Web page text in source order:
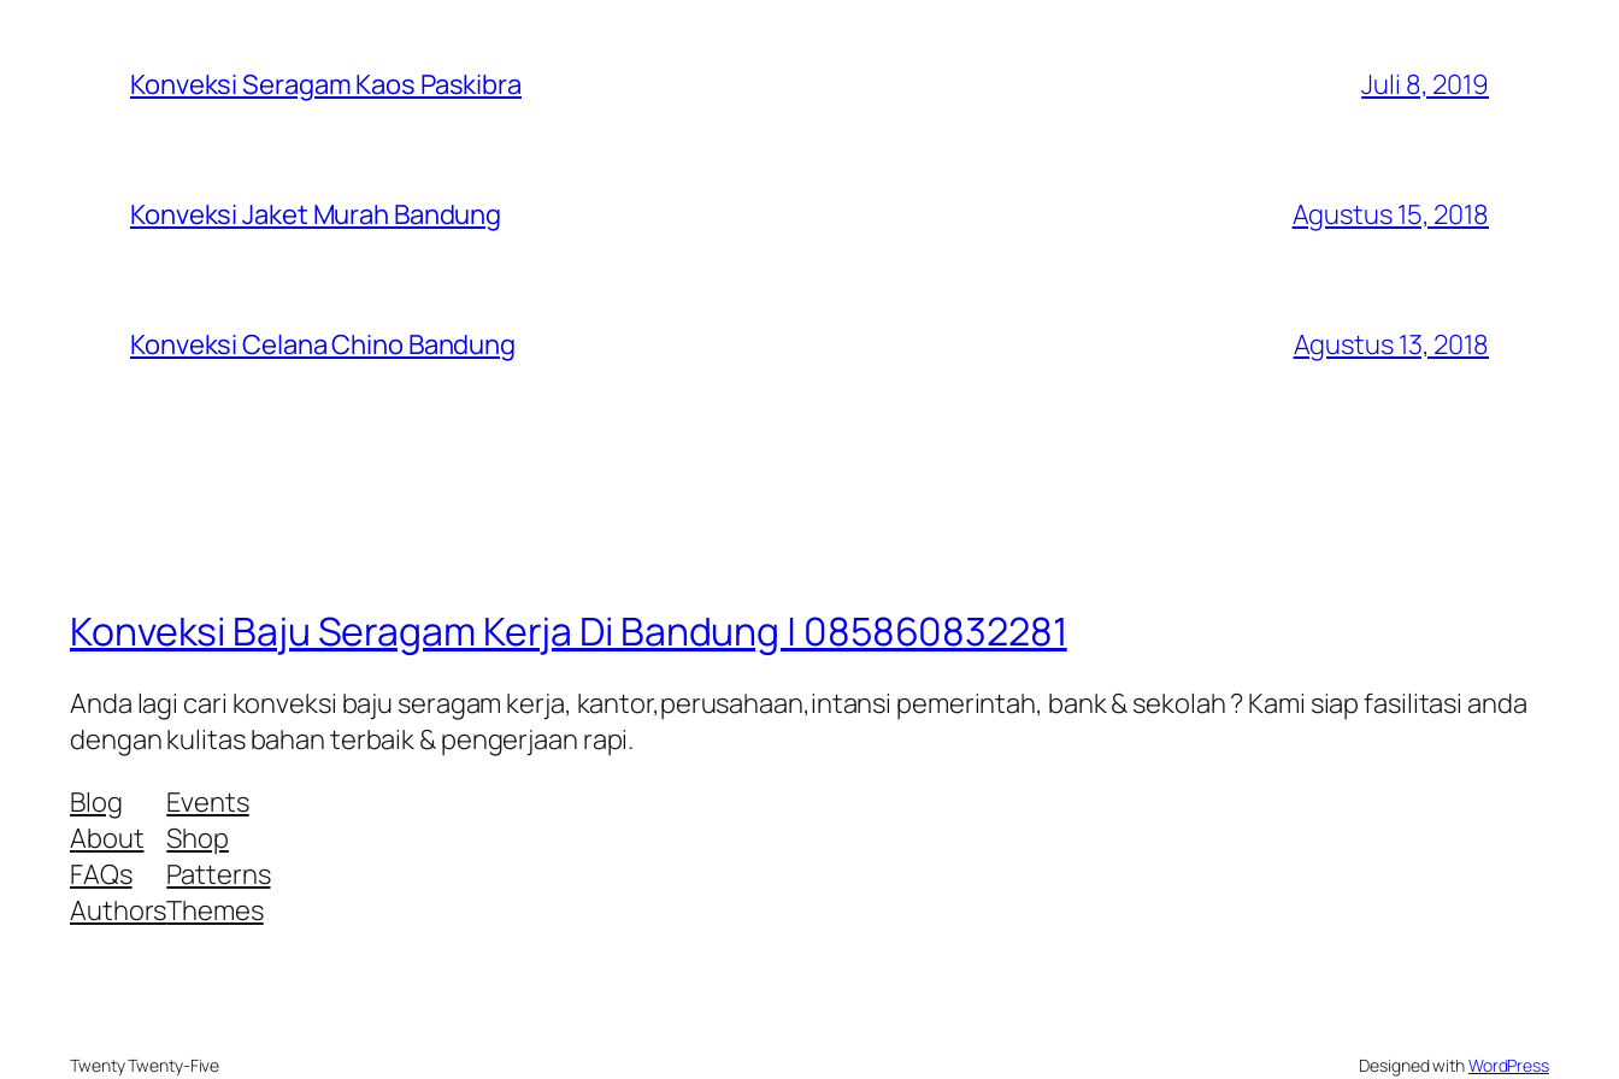
Konveksi Seragam Kaos Paskibra Juli 8, 2019
Konveksi Jaket Murah Bandung Agustus 15, 2018
Konveksi Celana Chino Bandung Agustus 13, 2018
Konveksi Baju Seragam Kerja Di Bandung | 085860832281
Anda lagi cari konveksi baju seragam kerja, kantor,perusahaan,intansi pemerintah, bank & sekolah ? Kami siap fasilitasi anda
dengan kulitas bahan terbaik & pengerjaan rapi.
Blog
About
FAQs
Authors
Events
Shop
Patterns
Themes
Twenty Twenty-Five Designed withWordPress